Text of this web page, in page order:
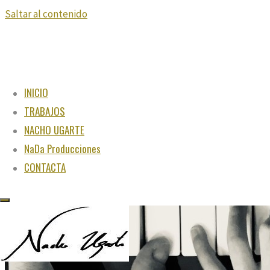
Saltar al contenido
INICIO
TRABAJOS
NACHO UGARTE
NaDa Producciones
CONTACTA
"Juega